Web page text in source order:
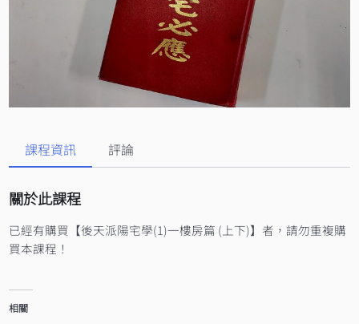
課程資訊 評論
關於此課程
已經有購買【後天派陽宅學(1)一樓房篇 (上下)】者，請勿重複購
買本課程！
相關